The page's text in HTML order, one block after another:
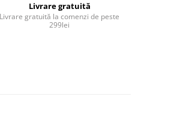
Livrare gratuită
Livrare gratuită la comenzi de peste
299lei